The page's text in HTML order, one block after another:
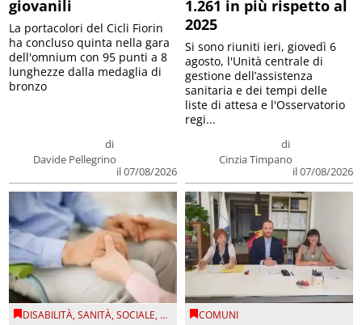
giovanili
di
Davide Pellegrino
il 07/08/2026
La portacolori del Cicli Fiorin
ha concluso quinta nella gara
dell'omnium con 95 punti a 8
lunghezze dalla medaglia di
bronzo
1.261 in più rispetto al
2025
di
Cinzia Timpano
il 07/08/2026
Si sono riuniti ieri, giovedì 6
agosto, l'Unità centrale di
gestione dell’assistenza
sanitaria e dei tempi delle
liste di attesa e l'Osservatorio
regi...
DISABILITÀ,SANITÀ,SOCIALE, ... COMUNI